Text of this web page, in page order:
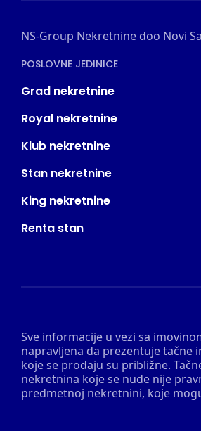
Sve informacije u vezi sa
napravljena da prezentuje tačne
koje se prodaju su približne.
nekretnina koje se nude nije
predmetnoj nekretnini, koje
NS-Group Nekretnine doo Novi
POSLOVNE JEDINICE
Grad nekretnine
Royal nekretnine
Klub nekretnine
Stan nekretnine
King nekretnine
Renta stan